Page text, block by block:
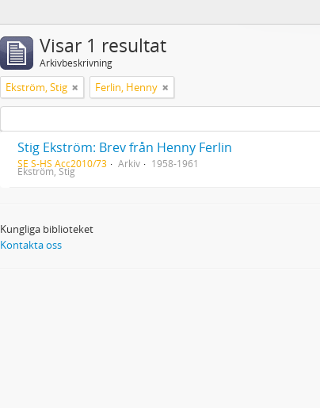
Visar 1 resultat
Arkivbeskrivning
Ekström, Stig Ferlin, Henny
Stig Ekström: Brev från Henny Ferlin
SE S-HS Acc2010/73 Arkiv 1958-1961
Ekström, Stig
Kungliga biblioteket
Kontakta oss